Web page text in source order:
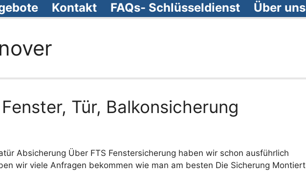
Kontakt FAQs- Schlüsseldienst Über uns
Tür, Balkonsicherung
Absicherung Über FTS Fenstersicherung haben wir schon ausführlich
wir viele Anfragen bekommen wie man am besten Die Sicherung Montiert